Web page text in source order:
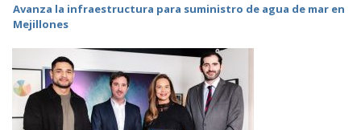
Avanza la infraestructura para suministro de agua de mar en
Mejillones